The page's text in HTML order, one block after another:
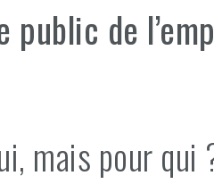
de
mais pour qui